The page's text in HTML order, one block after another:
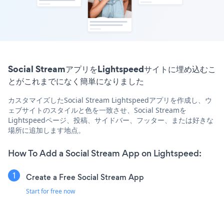
Social StreamアプリをLightspeedサイトに埋め込むこ
とがこれまでになく簡単になりました
カスタマイズしたSocial Stream Lightspeedアプリを作成し、ウ
ェブサイトのスタイルと色を一致させ、Social Streamを
Lightspeedページ、投稿、サイドバー、フッター、または好きな
場所に追加します地点。
How To Add a Social Stream App on Lightspeed:
Create a Free Social Stream App
Start for free now